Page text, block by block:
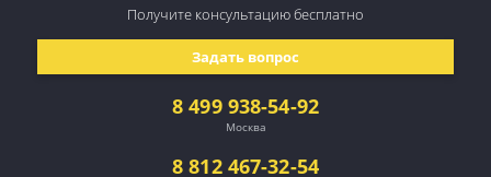
8 499 938-54-92
Москва
8 812 467-32-54
Задать вопрос
Получите консультациюбесплатно